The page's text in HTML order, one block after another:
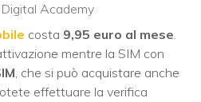
Academy
costa 9,95 euro al mese.
mentre la SIM con
, che si può acquistare anche
effettuare la verifica